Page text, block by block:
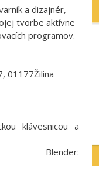
a dizajnér,
tvorbe aktívne
programov.
01177Žilina
klávesnicou a
Blender: